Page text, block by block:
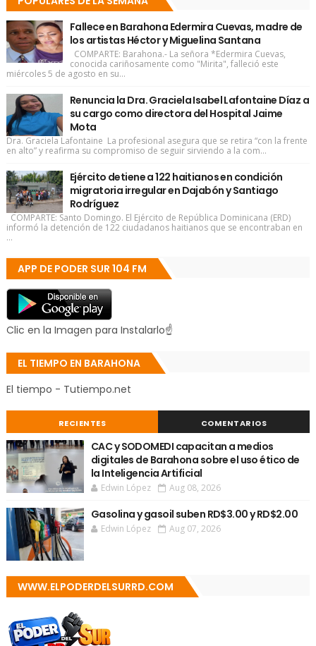
Fallece en Barahona Edermira Cuevas, madre de
los artistas Héctor y Miguelina Santana
COMPARTE: Barahona.- La señora *Edermira Cuevas,
conocida cariñosamente como "Mirita", falleció este
miércoles 5 de agosto en su...
Renuncia la Dra. Graciela Isabel Lafontaine Díaz a
su cargo como directora del Hospital Jaime
Mota
Dra. Graciela Lafontaine La profesional asegura que se retira “con la frente
en alto” y reafirma su compromiso de seguir sirviendo a la com...
Ejército detiene a 122 haitianos en condición
migratoria irregular en Dajabón y Santiago
Rodríguez
COMPARTE: Santo Domingo. El Ejército de República Dominicana (ERD)
informó la detención de 122 ciudadanos haitianos que se encontraban en
...
APP DE PODER SUR 104 FM
Clic en la Imagen para Instalarlo☝
EL TIEMPO EN BARAHONA
El tiempo - Tutiempo.net
RECIENTES COMENTARIOS
CAC y SODOMEDI capacitan a medios
digitales de Barahona sobre el uso ético de
la Inteligencia Artificial
Edwin López Aug 08, 2026
Gasolina y gasoil suben RD$3.00 y RD$2.00
Edwin López Aug 07, 2026
WWW.ELPODERDELSURRD.COM